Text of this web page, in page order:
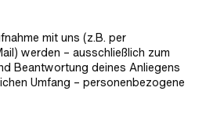
mit uns (z.B. per
werden – ausschließlich zum
Beantwortung deines Anliegens
Umfang – personenbezogene